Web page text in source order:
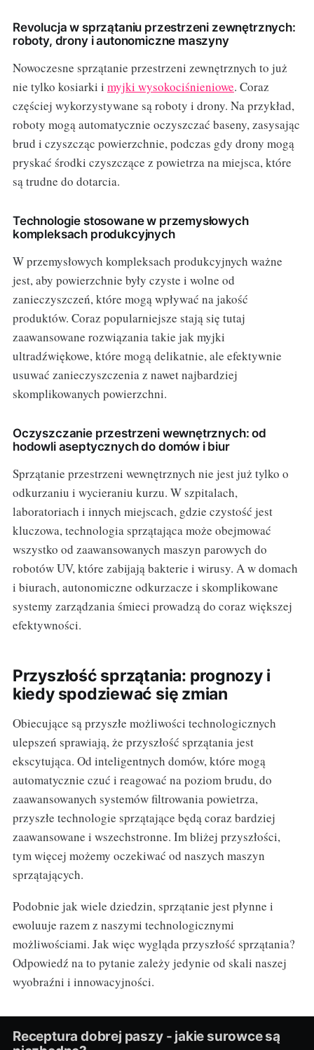
Revolucja w sprzątaniu przestrzeni zewnętrznych:
roboty, drony i autonomiczne maszyny
Nowoczesne sprzątanie przestrzeni zewnętrznych to już
nie tylko kosiarki i myjki wysokociśnieniowe. Coraz
częściej wykorzystywane są roboty i drony. Na przykład,
roboty mogą automatycznie oczyszczać baseny, zasysając
brud i czyszcząc powierzchnie, podczas gdy drony mogą
pryskać środki czyszczące z powietrza na miejsca, które
są trudne do dotarcia.
Technologie stosowane w przemysłowych
kompleksach produkcyjnych
W przemysłowych kompleksach produkcyjnych ważne
jest, aby powierzchnie były czyste i wolne od
zanieczyszczeń, które mogą wpływać na jakość
produktów. Coraz popularniejsze stają się tutaj
zaawansowane rozwiązania takie jak myjki
ultradźwiękowe, które mogą delikatnie, ale efektywnie
usuwać zanieczyszczenia z nawet najbardziej
skomplikowanych powierzchni.
Oczyszczanie przestrzeni wewnętrznych: od
hodowli aseptycznych do domów i biur
Sprzątanie przestrzeni wewnętrznych nie jest już tylko o
odkurzaniu i wycieraniu kurzu. W szpitalach,
laboratoriach i innych miejscach, gdzie czystość jest
kluczowa, technologia sprzątająca może obejmować
wszystko od zaawansowanych maszyn parowych do
robotów UV, które zabijają bakterie i wirusy. A w domach
i biurach, autonomiczne odkurzacze i skomplikowane
systemy zarządzania śmieci prowadzą do coraz większej
efektywności.
Przyszłość sprzątania: prognozy i
kiedy spodziewać się zmian
Obiecujące są przyszłe możliwości technologicznych
ulepszeń sprawiają, że przyszłość sprzątania jest
ekscytująca. Od inteligentnych domów, które mogą
automatycznie czuć i reagować na poziom brudu, do
zaawansowanych systemów filtrowania powietrza,
przyszłe technologie sprzątające będą coraz bardziej
zaawansowane i wszechstronne. Im bliżej przyszłości,
tym więcej możemy oczekiwać od naszych maszyn
sprzątających.
Podobnie jak wiele dziedzin, sprzątanie jest płynne i
ewoluuje razem z naszymi technologicznymi
możliwościami. Jak więc wygląda przyszłość sprzątania?
Odpowiedź na to pytanie zależy jedynie od skali naszej
wyobraźni i innowacyjności.
Receptura dobrej paszy - jakie surowce są